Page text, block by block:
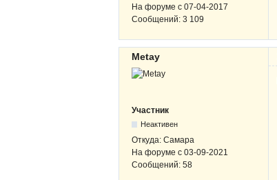
На форуме с 07-04-2017
Сообщений: 3 109
Metay
Участник
Неактивен
Откуда: Самара
На форуме с 03-09-2021
Сообщений: 58